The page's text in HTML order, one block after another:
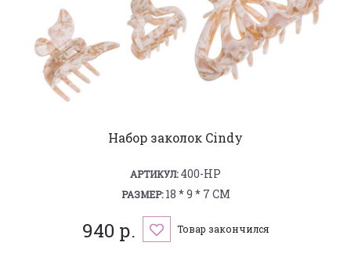
Набор заколок Cindy
АРТИКУЛ:400-HP
РАЗМЕР:18 * 9 * 7 СМ
940 р. Товар закончился